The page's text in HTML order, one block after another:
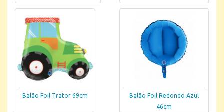
Balão Foil Trator 69cm
Balão Foil Redondo Azul
46cm